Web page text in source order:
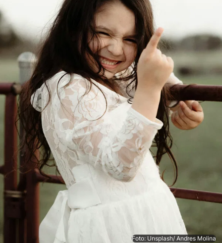
Foto: Unsplash/ Andres Molina